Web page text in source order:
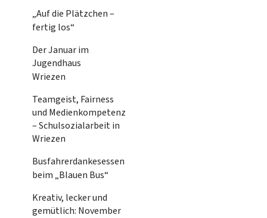
„Auf die Plätzchen –
fertig los“
Der Januar im
Jugendhaus
Wriezen
Teamgeist, Fairness
und Medienkompetenz
– Schulsozialarbeit in
Wriezen
Busfahrerdankesessen
beim „Blauen Bus“
Kreativ, lecker und
gemütlich: November